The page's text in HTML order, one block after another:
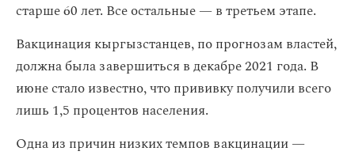
старше 60 лет. Все остальные — в третьем этапе.
Вакцинация кыргызстанцев, по прогнозам властей,
должна была завершиться в декабре 2021 года. В
июне стало известно, что прививку получили всего
лишь 1,5 процентов населения.
Одна из причин низких темпов вакцинации —